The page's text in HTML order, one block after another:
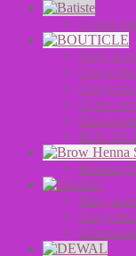
Сухие
Уход за
Краска
Уход за